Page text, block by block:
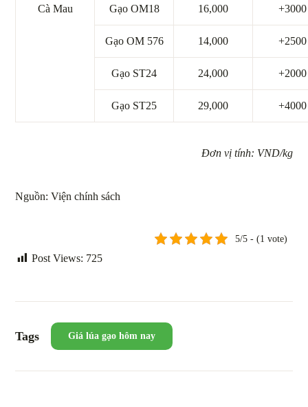
Cà Mau Gạo OM18 16,000 +3000
Gạo OM 576 14,000 +2500
Gạo ST24 24,000 +2000
Gạo ST25 29,000 +4000
Đơn vị tính: VND/kg
Nguồn: Viện chính sách
5/5 - (1 vote)
Post Views: 725
Tags Giá lúa gạo hôm nay